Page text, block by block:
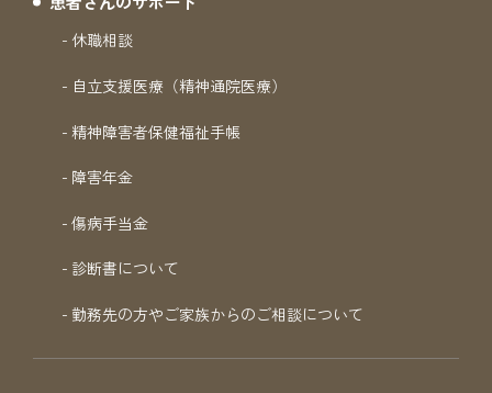
休職相談
自立支援医療（精神通院医療）
精神障害者保健福祉手帳
障害年金
傷病手当金
診断書について
勤務先の方やご家族からのご相談について